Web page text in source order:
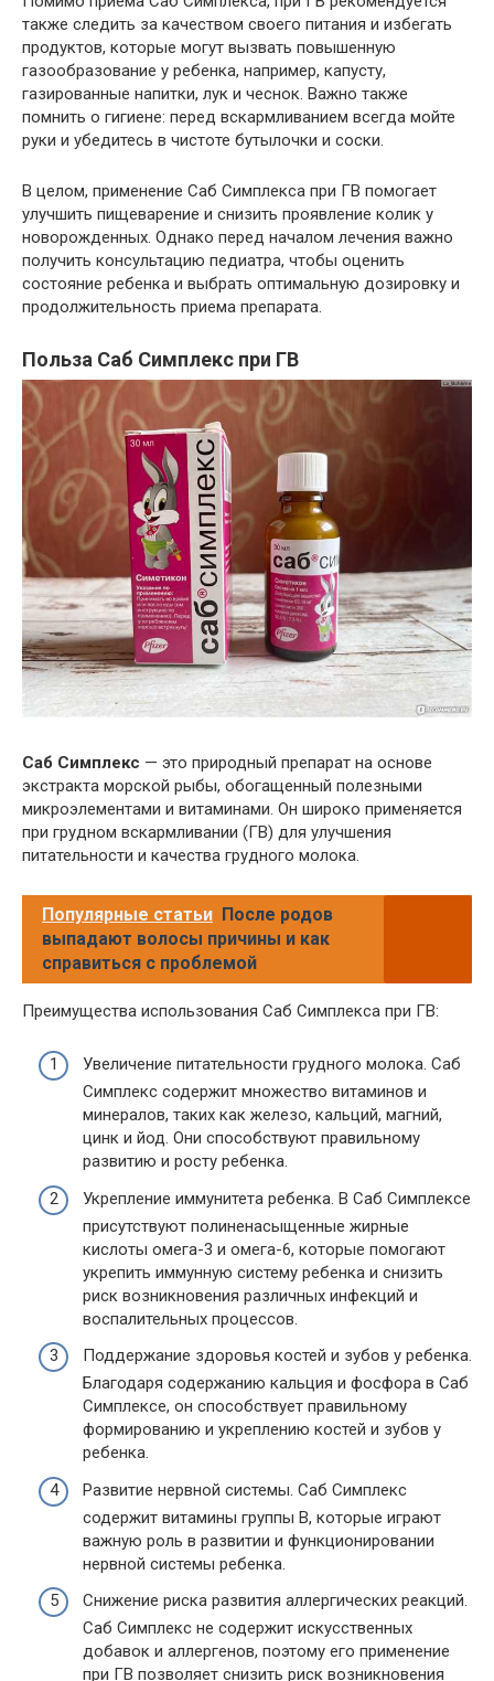
также следить за качеством своего питания и избегать
продуктов, которые могут вызвать повышенную
газообразование у ребенка, например, капусту,
газированные напитки, лук и чеснок. Важно также
помнить о гигиене: перед вскармливанием всегда мойте
руки и убедитесь в чистоте бутылочки и соски.
В целом, применение Саб Симплекса при ГВ помогает
улучшить пищеварение и снизить проявление колик у
новорожденных. Однако перед началом лечения важно
получить консультацию педиатра, чтобы оценить
состояние ребенка и выбрать оптимальную дозировку и
продолжительность приема препарата.
Польза Саб Симплекс при ГВ
Саб Симплекс — это природный препарат на основе
экстракта морской рыбы, обогащенный полезными
микроэлементами и витаминами. Он широко применяется
при грудном вскармливании (ГВ) для улучшения
питательности и качества грудного молока.
Популярные статьи После родов
выпадают волосы причины и как
справиться с проблемой
Преимущества использования Саб Симплекса при ГВ:
Увеличение питательности грудного молока. Саб
Симплекс содержит множество витаминов и
минералов, таких как железо, кальций, магний,
цинк и йод. Они способствуют правильному
развитию и росту ребенка.
Укрепление иммунитета ребенка. В Саб Симплексе
присутствуют полиненасыщенные жирные
кислоты омега-3 и омега-6, которые помогают
укрепить иммунную систему ребенка и снизить
риск возникновения различных инфекций и
воспалительных процессов.
Поддержание здоровья костей и зубов у ребенка.
Благодаря содержанию кальция и фосфора в Саб
Симплексе, он способствует правильному
формированию и укреплению костей и зубов у
ребенка.
Развитие нервной системы. Саб Симплекс
содержит витамины группы В, которые играют
важную роль в развитии и функционировании
нервной системы ребенка.
Снижение риска развития аллергических реакций.
Саб Симплекс не содержит искусственных
добавок и аллергенов, поэтому его применение
при ГВ позволяет снизить риск возникновения